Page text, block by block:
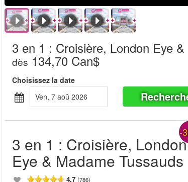
3 en 1 : Croisière, London Eye
dès 134,70 Can$
Choisissez la date
ven, 7 aoû 2026
-
3 en 1 : Croisière, London
Eye & Madame Tussauds
4.7(786)